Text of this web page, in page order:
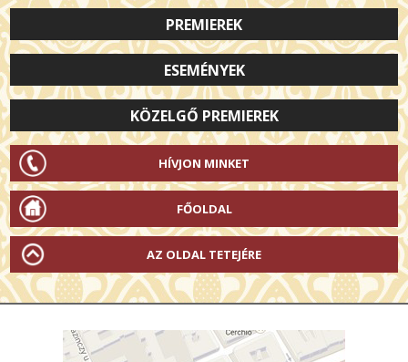
PREMIEREK
ESEMÉNYEK
KÖZELGŐ PREMIEREK
HÍVJON MINKET
FŐOLDAL
AZ OLDAL TETEJÉRE